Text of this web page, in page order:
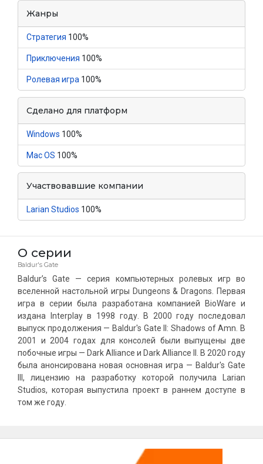
Жанры
Стратегия 100%
Приключения 100%
Ролевая игра 100%
Сделано для платформ
Windows 100%
Mac OS 100%
Участвовавшие компании
Larian Studios 100%
О серии
Baldur's Gate
Baldur’s Gate — серия компьютерных ролевых игр во
вселенной настольной игры Dungeons & Dragons. Первая
игра в серии была разработана компанией BioWare и
издана Interplay в 1998 году. В 2000 году последовал
выпуск продолжения — Baldur's Gate II: Shadows of Amn. В
2001 и 2004 годах для консолей были выпущены две
побочные игры — Dark Alliance и Dark Alliance II. В 2020 году
была анонсирована новая основная игра — Baldur's Gate
III, лицензию на разработку которой получила Larian
Studios, которая выпустила проект в раннем доступе в
том же году.